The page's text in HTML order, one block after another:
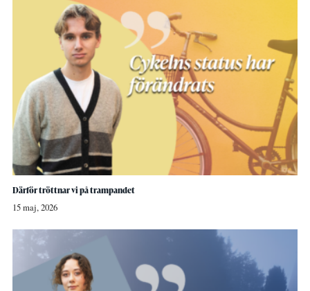
Därför tröttnar vi på trampandet
15 maj, 2026